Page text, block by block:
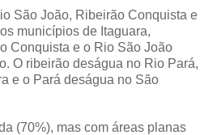
São João, Ribeirão Conquista e
municípios de Itaguara,
Conquista e o Rio São João
O ribeirão deságua no Rio Pará,
e o Pará deságua no São
(70%), mas com áreas planas